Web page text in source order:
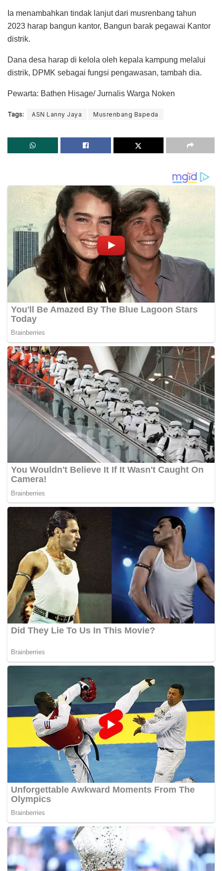
Ia menambahkan tindak lanjut dari musrenbang tahun
2023 harap bangun kantor, Bangun barak pegawai Kantor
distrik.
Dana desa harap di kelola oleh kepala kampung melalui
distrik, DPMK sebagai fungsi pengawasan, tambah dia.
Pewarta: Bathen Hisage/ Jurnalis Warga Noken
Tags: ASN Lanny Jaya Musrenbang Bapeda